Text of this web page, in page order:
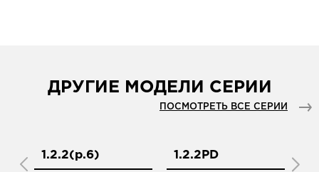
ДРУГИЕ МОДЕЛИ СЕРИИ
ПОСМОТРЕТЬ ВСЕ СЕРИИ
1.2.2(р.6) 1.2.2PD